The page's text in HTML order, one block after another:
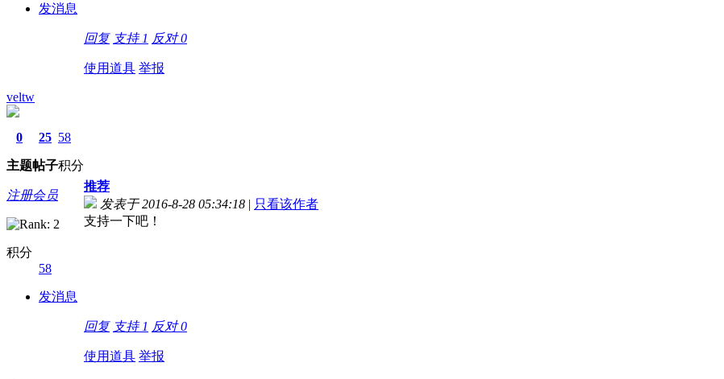
发消息
回复 支持 1 反对0
使用道具 举报
veltw
0
主题
25
帖子
58
积分
注册会员
积分
58
发消息
推荐
发表于 2016-8-28 05:34:18 | 只看该作者
支持一下吧！
回复 支持 1 反对0
使用道具 举报